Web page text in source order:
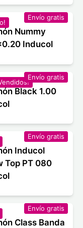
Envío gratis
Nummy
Inducol
Envío gratis
Black 1.00
Envío gratis
Inducol
Top PT 080
Envío gratis
Class Banda